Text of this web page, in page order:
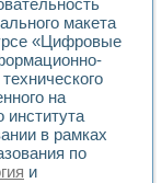
в процесе
WORKBENCH-
«Цифровые
основе LabVIEW
теории коммутации
создания
течения в
магнитных
макета
«Цифровые
на
института
в рамках
по
и